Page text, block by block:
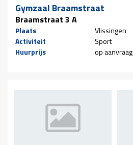
Gymzaal Braamstraat
Braamstraat 3 A
Plaats
Vlissingen
Activiteit
Sport
Huurprijs
op aanvraag